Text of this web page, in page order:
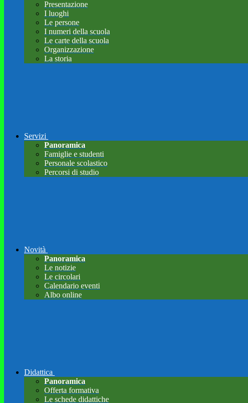
Presentazione
I luoghi
Le persone
I numeri della scuola
Le carte della scuola
Organizzazione
La storia
Servizi
Panoramica
Famiglie e studenti
Personale scolastico
Percorsi di studio
Novità
Panoramica
Le notizie
Le circolari
Calendario eventi
Albo online
Didattica
Panoramica
Offerta formativa
Le schede didattiche